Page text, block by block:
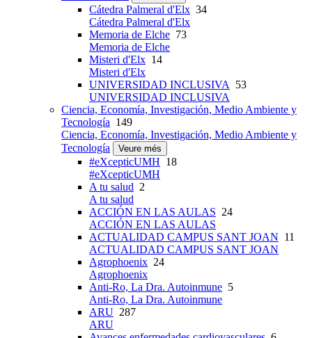
Cátedra Palmeral d'Elx 34
Cátedra Palmeral d'Elx
Memoria de Elche 73
Memoria de Elche
Misteri d'Elx 14
Misteri d'Elx
UNIVERSIDAD INCLUSIVA
53
UNIVERSIDAD INCLUSIVA
Ciencia, Economía, Investigación, Medio Ambiente y
Tecnología 149
Ciencia, Economía, Investigación, Medio Ambiente y
Tecnología
Veure més
#eXcepticUMH 18
#eXcepticUMH
A tu salud 2
A tu salud
ACCIÓN EN LAS AULAS 24
ACCIÓN EN LAS AULAS
ACTUALIDAD CAMPUS SANT JOAN 11
ACTUALIDAD CAMPUS SANT JOAN
Agrophoenix 24
Agrophoenix
Anti-Ro, La Dra. Autoinmune 5
Anti-Ro, La Dra. Autoinmune
ARU 287
ARU